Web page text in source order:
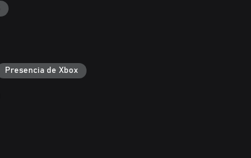
Presencia de Xbox